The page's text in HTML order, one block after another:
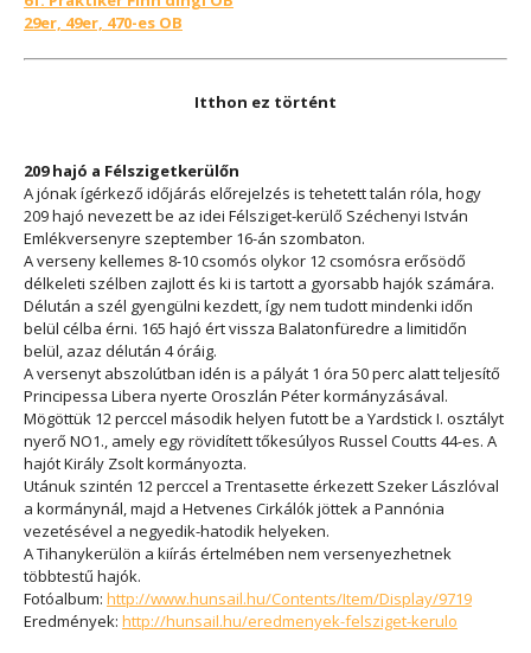
29er, 49er, 470-es OB
Itthon ez történt
209 hajó a Félszigetkerülőn
A jónak ígérkező időjárás előrejelzés is tehetett talán róla, hogy
209 hajó nevezett be az idei Félsziget-kerülő Széchenyi István
Emlékversenyre szeptember 16-án szombaton.
A verseny kellemes 8-10 csomós olykor 12 csomósra erősödő
délkeleti szélben zajlott és ki is tartott a gyorsabb hajók számára.
Délután a szél gyengülni kezdett, így nem tudott mindenki időn
belül célba érni. 165 hajó ért vissza Balatonfüredre a limitidőn
belül, azaz délután 4 óráig.
A versenyt abszolútban idén is a pályát 1 óra 50 perc alatt teljesítő
Principessa Libera nyerte Oroszlán Péter kormányzásával.
Mögöttük 12 perccel második helyen futott be a Yardstick I. osztályt
nyerő NO1., amely egy rövidített tőkesúlyos Russel Coutts 44-es. A
hajót Király Zsolt kormányozta.
Utánuk szintén 12 perccel a Trentasette érkezett Szeker Lászlóval
a kormánynál, majd a Hetvenes Cirkálók jöttek a Pannónia
vezetésével a negyedik-hatodik helyeken.
A Tihanykerülön a kiírás értelmében nem versenyezhetnek
többtestű hajók.
Fotóalbum: http://www.hunsail.hu/Contents/Item/Display/9719
Eredmények: http://hunsail.hu/eredmenyek-felsziget-kerulo